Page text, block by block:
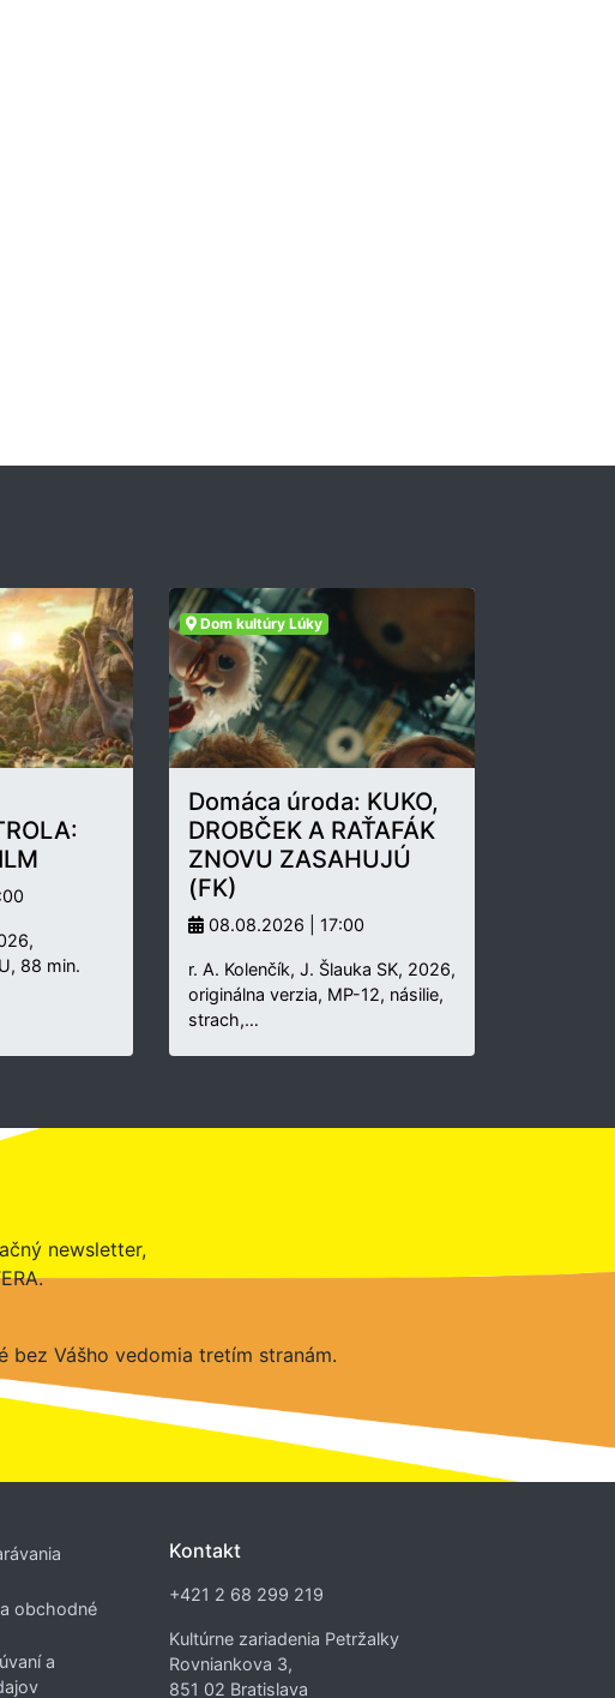
88 min.
Dom kultúry Lúky
Domáca úroda: KUKO,
DROBČEK A RAŤAFÁK
ZNOVU ZASAHUJÚ
(FK)
08.08.2026 | 17:00
r. A. Kolenčík, J. Šlauka SK, 2026,
originálna verzia, MP-12, násilie,
strach,…
newsletter,
bez Vášho vedomia tretím stranám.
obchodné
a
Kontakt
+421 2 68 299 219
Kultúrne zariadenia Petržalky
Rovniankova 3,
851 02 Bratislava